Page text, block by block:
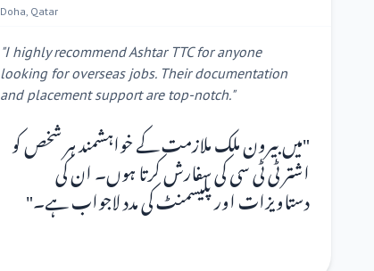
Doha, Qatar
"I highly recommend Ashtar TTC for anyone
looking for overseas jobs. Their documentation
and placement support are top-notch."
"میں بیرون ملک ملازمت کے خواہشمند ہر شخص کو
اشتر ٹی ٹی سی کی سفارش کرتا ہوں۔ ان کی
دستاویزات اور پلیسمنٹ کی مدد لاجواب ہے۔"